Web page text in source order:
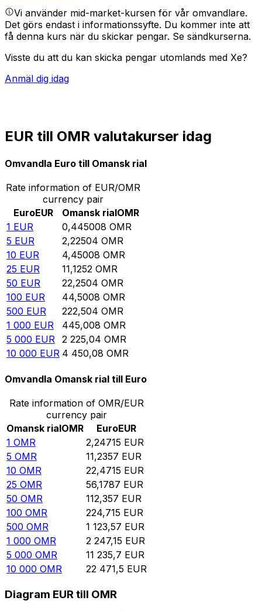
Vi använder mid-market-kursen för vår omvandlare.
Det görs endast i informationssyfte. Du kommer inte att
få denna kurs när du skickar pengar. Se sändkurserna.
Visste du att du kan skicka pengar utomlands med Xe?
Anmäl dig idag
EUR till OMR valutakurser idag
Omvandla Euro till Omansk rial
Rate information of EUR/OMR
currency pair
EuroEUR Omansk rialOMR
1 EUR 0,445008 OMR
5 EUR 2,22504 OMR
10 EUR 4,45008 OMR
25 EUR 11,1252 OMR
50 EUR 22,2504 OMR
100 EUR 44,5008 OMR
500 EUR 222,504 OMR
1 000 EUR 445,008 OMR
5 000 EUR 2 225,04 OMR
10 000 EUR 4 450,08 OMR
Omvandla Omansk rial till Euro
Rate information of OMR/EUR
currency pair
Omansk rialOMR EuroEUR
1 OMR 2,24715 EUR
5 OMR 11,2357 EUR
10 OMR 22,4715 EUR
25 OMR 56,1787 EUR
50 OMR 112,357 EUR
100 OMR 224,715 EUR
500 OMR 1 123,57 EUR
1 000 OMR 2 247,15 EUR
5 000 OMR 11 235,7 EUR
10 000 OMR 22 471,5 EUR
Diagram EUR till OMR